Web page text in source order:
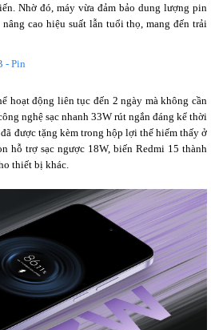
Nhờ đó, máy vừa đảm bảo dung lượng pin
cao hiệu suất lẫn tuổi thọ, mang đến trải
hoạt động liên tục đến 2 ngày mà không cần
nghệ sạc nhanh 33W rút ngắn đáng kể thời
được tặng kèm trong hộp lợi thế hiếm thấy ở
hỗ trợ sạc ngược 18W, biến Redmi 15 thành
thiết bị khác.